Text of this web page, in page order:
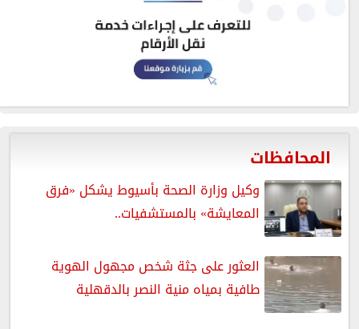
المحافظات
وكيل وزارة الصحة بأسيوط يشكل «فرق
المعايشة» بالمستشفيات..
العثور على جثة شخص مجهول الهوية
طافية بمياه منية النصر بالدقهلية